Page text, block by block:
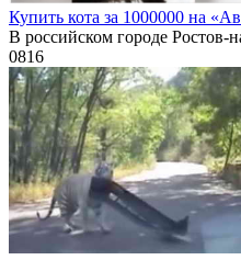
Купить кота за 1000000 на
В российском городе
0816